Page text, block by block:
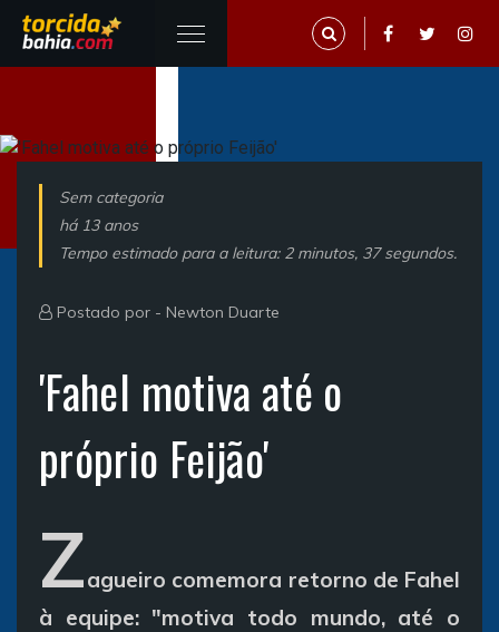
Sem categoria
há 13 anos
Tempo estimado para a leitura: 2 minutos, 37 segundos.
Postado por - Newton Duarte
'Fahel motiva até o
próprio Feijão'
Zagueiro comemora retorno de Fahel
à equipe: "motiva todo mundo, até o